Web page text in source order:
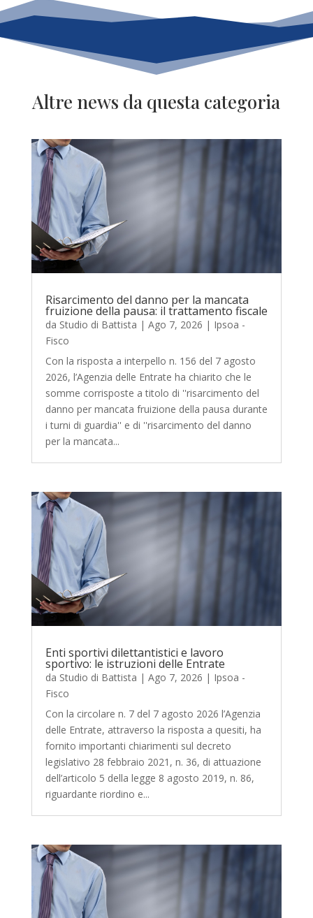
Altre news da questa categoria
Risarcimento del danno per la mancata
fruizione della pausa: il trattamento fiscale
da Studio di Battista | Ago 7, 2026 | Ipsoa -
Fisco
Con la risposta a interpello n. 156 del 7 agosto
2026, l’Agenzia delle Entrate ha chiarito che le
somme corrisposte a titolo di ''risarcimento del
danno per mancata fruizione della pausa durante
i turni di guardia'' e di ''risarcimento del danno
per la mancata...
Enti sportivi dilettantistici e lavoro
sportivo: le istruzioni delle Entrate
da Studio di Battista | Ago 7, 2026 | Ipsoa -
Fisco
Con la circolare n. 7 del 7 agosto 2026 l’Agenzia
delle Entrate, attraverso la risposta a quesiti, ha
fornito importanti chiarimenti sul decreto
legislativo 28 febbraio 2021, n. 36, di attuazione
dell’articolo 5 della legge 8 agosto 2019, n. 86,
riguardante riordino e...